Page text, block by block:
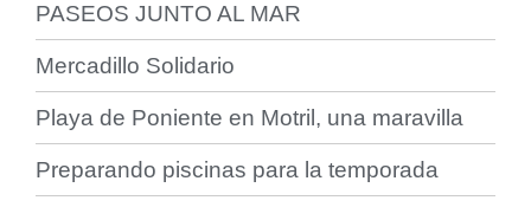
PASEOS JUNTO AL MAR
Mercadillo Solidario
Playa de Poniente en Motril, una maravilla
Preparando piscinas para la temporada